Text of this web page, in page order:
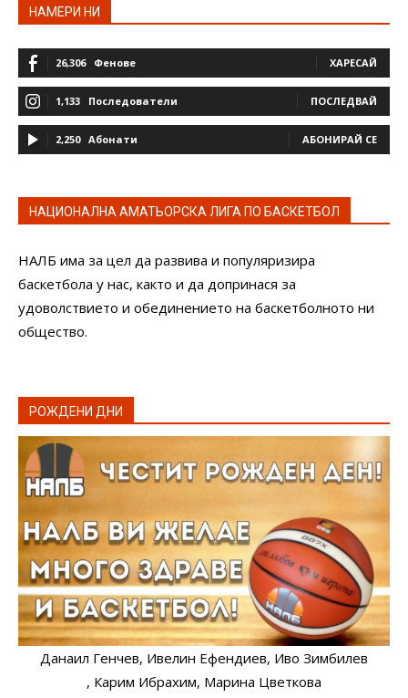
НАМЕРИ НИ
26,306 Фенове ХАРЕСАЙ
1,133 Последователи ПОСЛЕДВАЙ
2,250 Абонати АБОНИРАЙ СЕ
НАЦИОНАЛНА АМАТЬОРСКА ЛИГА ПО БАСКЕТБОЛ
НАЛБ има за цел да развива и популяризира
баскетбола у нас, както и да допринася за
удоволствието и обединението на баскетболното ни
общество.
РОЖДЕНИ ДНИ
Данаил Генчев, Ивелин Ефендиев, Иво Зимбилев
, Карим Ибрахим, Марина Цветкова